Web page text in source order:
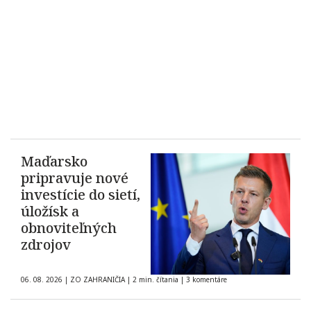
Maďarsko
pripravuje nové
investície do sietí,
úložísk a
obnoviteľných
zdrojov
06. 08. 2026 | ZO ZAHRANIČIA | 2 min. čítania | 3 komentáre